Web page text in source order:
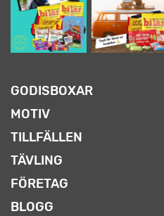
GODISBOXAR
MOTIV
TILLFÄLLEN
TÄVLING
FÖRETAG
BLOGG